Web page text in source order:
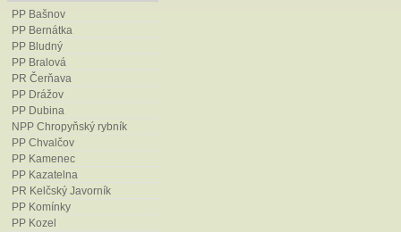
PP Bašnov
PP Bernátka
PP Bludný
PP Bralová
PR Čerňava
PP Drážov
PP Dubina
NPP Chropyňský rybník
PP Chvalčov
PP Kamenec
PP Kazatelna
PR Kelčský Javorník
PP Komínky
PP Kozel